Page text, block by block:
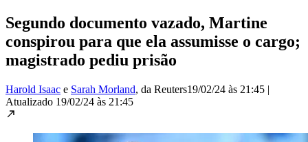
Segundo documento vazado, Martine
conspirou para que ela assumisse o cargo;
magistrado pediu prisão
Harold Isaac e Sarah Morland, da Reuters19/02/24 às 21:45 |
Atualizado 19/02/24 às 21:45